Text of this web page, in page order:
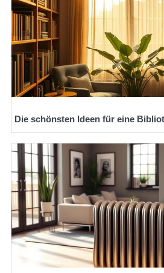
Die schönsten Ideen für eine